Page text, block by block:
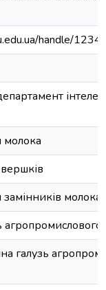
handle/
молока
молока
галузь